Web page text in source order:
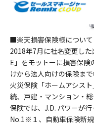
■楽天損害保険様について
2018年7月に社名変更した
E」をモットーに損害保
けから法人向けの保険ま
火災保険「ホームアシス
続、戸建・マンション・
保険では、J.D. パワーが
No.1※１、自動車保険新